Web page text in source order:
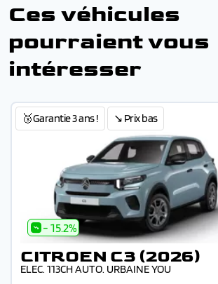
Ces véhicules
pourraient vous
intéresser
🥉Garantie 3 ans ! ↘️ Prix bas
- 15.2%
CITROEN C3 (2026)
ELEC. 113CH AUTO. URBAINE YOU